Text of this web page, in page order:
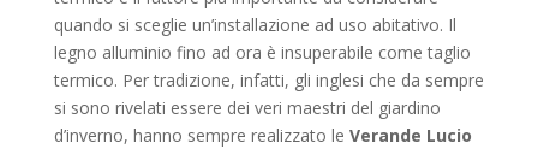
quando si sceglie un’installazione ad uso abitativo. Il
legno alluminio fino ad ora è insuperabile come taglio
termico. Per tradizione, infatti, gli inglesi che da sempre
si sono rivelati essere dei veri maestri del giardino
d’inverno, hanno sempre realizzato le Verande Lucio